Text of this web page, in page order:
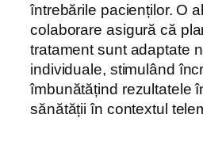
întrebările pacienților. O
colaborare asigură că
tratament sunt adaptate
individuale, stimulând
îmbunătățind rezultatele
sănătății în contextul